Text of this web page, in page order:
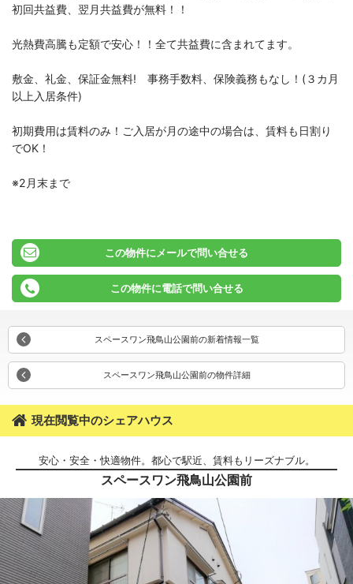
初回共益費、翌月共益費が無料！！
光熱費高騰も定額で安心！！全て共益費に含まれてます。
敷金、礼金、保証金無料! 事務手数料、保険義務もなし！(３カ月
以上入居条件)
初期費用は賃料のみ！ご入居が月の途中の場合は、賃料も日割り
でOK！
※2月末まで
この物件にメールで問い合せる
この物件に電話で問い合せる
スペースワン飛鳥山公園前の新着情報一覧
スペースワン飛鳥山公園前の物件詳細
現在閲覧中のシェアハウス
安心・安全・快適物件。都心で駅近、賃料もリーズナブル。
スペースワン飛鳥山公園前